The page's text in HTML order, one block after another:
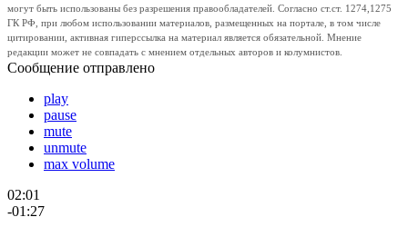
могут быть использованы без разрешения правообладателей. Согласно ст.ст. 1274,1275
ГК РФ, при любом использовании материалов, размещенных на портале, в том числе
цитировании, активная гиперссылка на материал является обязательной. Мнение
редакции может не совпадать с мнением отдельных авторов и колумнистов.
Сообщение отправлено
play
pause
mute
unmute
max volume
02:01
-01:27